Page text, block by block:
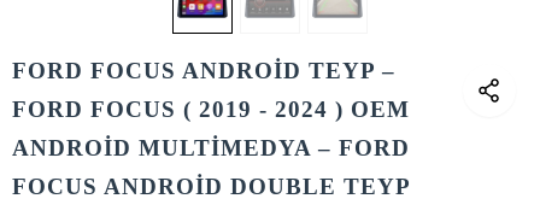
FORD FOCUS ANDROİD TEYP –
FORD FOCUS ( 2019 - 2024 ) OEM
ANDROİD MULTİMEDYA – FORD
FOCUS ANDROİD DOUBLE TEYP